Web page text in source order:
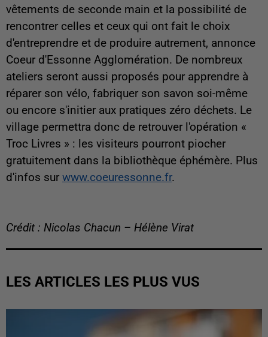
vêtements de seconde main et la possibilité de
rencontrer celles et ceux qui ont fait le choix
d'entreprendre et de produire autrement, annonce
Coeur d'Essonne Agglomération. De nombreux
ateliers seront aussi proposés pour apprendre à
réparer son vélo, fabriquer son savon soi-même
ou encore s'initier aux pratiques zéro déchets. Le
village permettra donc de retrouver l'opération «
Troc Livres » : les visiteurs pourront piocher
gratuitement dans la bibliothèque éphémère. Plus
d'infos sur www.coeuressonne.fr.
Crédit : Nicolas Chacun – Hélène Virat
LES ARTICLES LES PLUS VUS